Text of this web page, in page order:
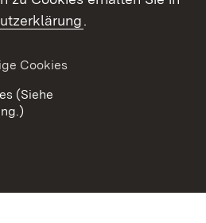
Erklärung zur
.
Cookies
(Siehe